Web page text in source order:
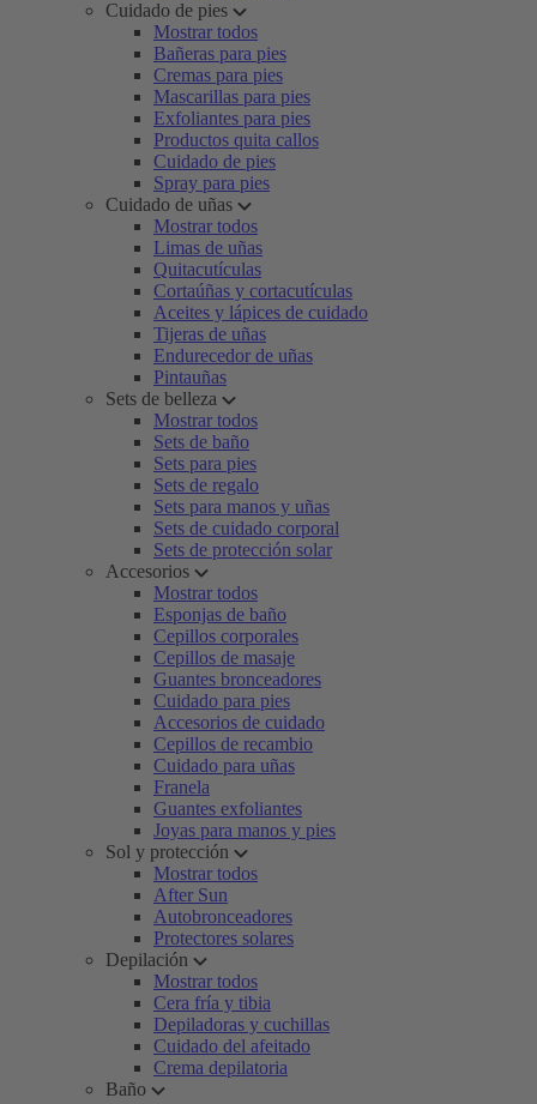
Cuidado de pies
Mostrar todos
Bañeras para pies
Cremas para pies
Mascarillas para pies
Exfoliantes para pies
Productos quita callos
Cuidado de pies
Spray para pies
Cuidado de uñas
Mostrar todos
Limas de uñas
Quitacutículas
Cortaúñas y cortacutículas
Aceites y lápices de cuidado
Tijeras de uñas
Endurecedor de uñas
Pintauñas
Sets de belleza
Mostrar todos
Sets de baño
Sets para pies
Sets de regalo
Sets para manos y uñas
Sets de cuidado corporal
Sets de protección solar
Accesorios
Mostrar todos
Esponjas de baño
Cepillos corporales
Cepillos de masaje
Guantes bronceadores
Cuidado para pies
Accesorios de cuidado
Cepillos de recambio
Cuidado para uñas
Franela
Guantes exfoliantes
Joyas para manos y pies
Sol y protección
Mostrar todos
After Sun
Autobronceadores
Protectores solares
Depilación
Mostrar todos
Cera fría y tibia
Depiladoras y cuchillas
Cuidado del afeitado
Crema depilatoria
Baño